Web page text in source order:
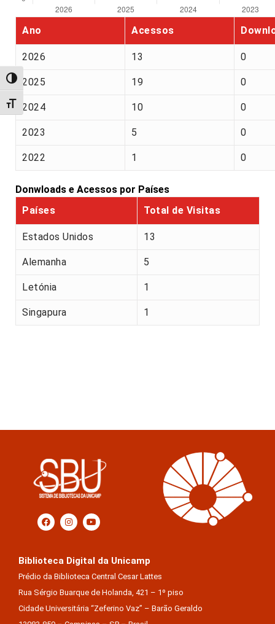
Alternar alto contraste
Alternar tamanho da fonte
Ano Acessos
2026 13 0
2025 19 0
2024 10 0
2023 5 0
2022 1 0
Donwloads e Acessos por Países
Países
Total de Visitas
Estados Unidos 13
Alemanha 5
Letónia 1
Singapura 1
Biblioteca Digital da Unicamp
Prédio da Biblioteca Central Cesar Lattes
Rua Sérgio Buarque de Holanda, 421 – 1º piso
Cidade Universitária “Zeferino Vaz” – Barão Geraldo